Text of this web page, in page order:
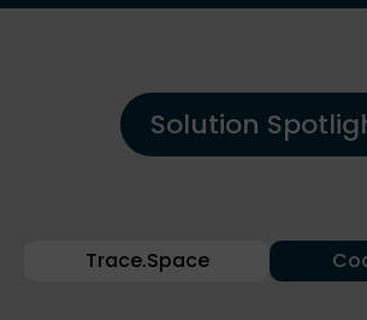
Solution
Trace.Space